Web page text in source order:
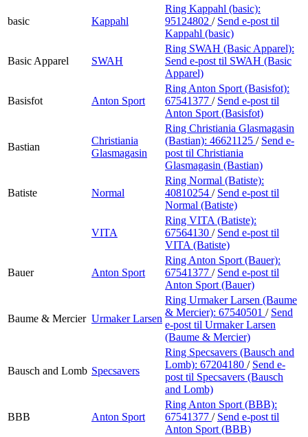
basic Kappahl
Ring Kappahl (basic):
95124802 / Send e-post til
Kappahl (basic)
Basic Apparel SWAH
Ring SWAH (Basic Apparel):
Send e-post til SWAH (Basic
Apparel)
Basisfot Anton Sport
Ring Anton Sport (Basisfot):
67541377 / Send e-post til
Anton Sport (Basisfot)
Bastian
Christiania
Glasmagasin
Ring Christiania Glasmagasin
(Bastian): 46621125 / Send e-
post til Christiania
Glasmagasin (Bastian)
Batiste Normal
Ring Normal (Batiste):
40810254 / Send e-post til
Normal (Batiste)
VITA
Ring VITA (Batiste):
67564130 / Send e-post til
VITA (Batiste)
Bauer Anton Sport
Ring Anton Sport (Bauer):
67541377 / Send e-post til
Anton Sport (Bauer)
Baume & Mercier Urmaker Larsen
Ring Urmaker Larsen (Baume
& Mercier): 67540501 / Send
e-post til Urmaker Larsen
(Baume & Mercier)
Bausch and Lomb Specsavers
Ring Specsavers (Bausch and
Lomb): 67204180 / Send e-
post til Specsavers (Bausch
and Lomb)
BBB Anton Sport
Ring Anton Sport (BBB):
67541377 / Send e-post til
Anton Sport (BBB)